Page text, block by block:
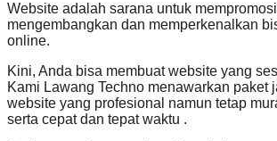
Website adalah sarana untuk
mengembangkan dan memperkenalkan
online.
Kini, Anda bisa membuat website yang
Kami Lawang Techno menawarkan paket
website yang profesional namun tetap
serta cepat dan tepat waktu .